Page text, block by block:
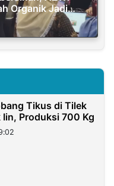
Organik Jadi
Tikus di Tilek
Produksi 700 Kg